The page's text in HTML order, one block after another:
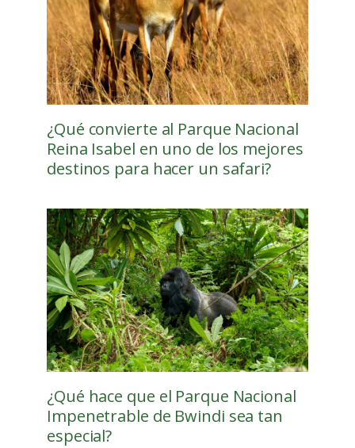
¿Qué convierte al Parque Nacional
Reina Isabel en uno de los mejores
destinos para hacer un safari?
¿Qué hace que el Parque Nacional
Impenetrable de Bwindi sea tan
especial?